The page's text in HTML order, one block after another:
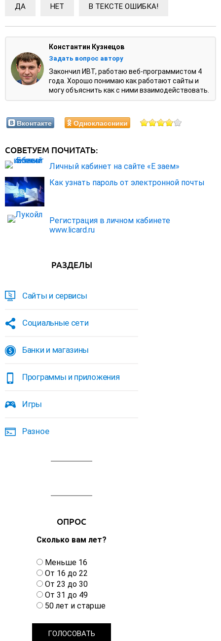
ДА НЕТ В ТЕКСТЕ ОШИБКА!
Константин Кузнецов
Задать вопрос автору
Закончил ИВТ, работаю веб-программистом 4
года. Хорошо понимаю как работают сайты и
могу объяснить как с ними взаимодействовать.
Вконтакте Одноклассники
СОВЕТУЕМ ПОЧИТАТЬ:
Личный кабинет на сайте «Е заем»
Как узнать пароль от электронной почты
Регистрация в личном кабинете
www.licard.ru
РАЗДЕЛЫ
Сайты и сервисы
Социальные сети
Банки и магазины
Программы и приложения
Игры
Разное
ОПРОС
Сколько вам лет?
В
а
р
и
а
Меньше 16
От 16 до 22
От 23 до 30
От 31 до 49
50 лет и старше